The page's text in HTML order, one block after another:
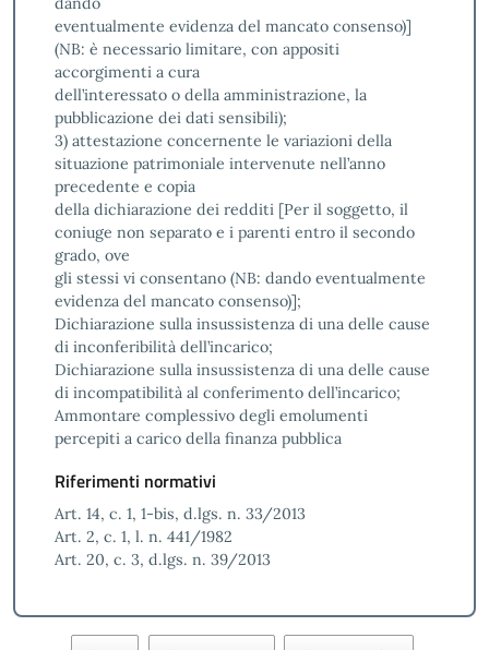
eventualmente evidenza del mancato consenso)]
(NB: è necessario limitare, con appositi
accorgimenti a cura
dell’interessato o della amministrazione, la
pubblicazione dei dati sensibili);
3) attestazione concernente le variazioni della
situazione patrimoniale intervenute nell’anno
precedente e copia
della dichiarazione dei redditi [Per il soggetto, il
coniuge non separato e i parenti entro il secondo
grado, ove
gli stessi vi consentano (NB: dando eventualmente
evidenza del mancato consenso)];
Dichiarazione sulla insussistenza di una delle cause
di inconferibilità dell’incarico;
Dichiarazione sulla insussistenza di una delle cause
di incompatibilità al conferimento dell’incarico;
Ammontare complessivo degli emolumenti
percepiti a carico della finanza pubblica
Riferimenti normativi
Art. 14, c. 1, 1-bis, d.lgs. n. 33/2013
Art. 2, c. 1, l. n. 441/1982
Art. 20, c. 3, d.lgs. n. 39/2013